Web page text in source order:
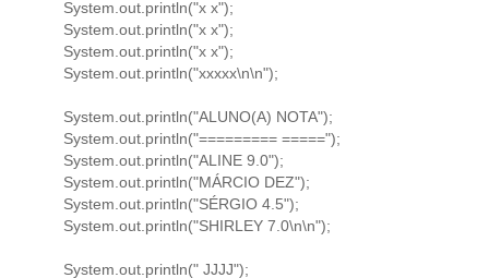
System.out.println("x x");
System.out.println("x x");
System.out.println("x x");
System.out.println("xxxxx\n\n");
System.out.println("ALUNO(A) NOTA");
System.out.println("========= =====");
System.out.println("ALINE 9.0");
System.out.println("MÁRCIO DEZ");
System.out.println("SÉRGIO 4.5");
System.out.println("SHIRLEY 7.0\n\n");
System.out.println(" JJJJ");